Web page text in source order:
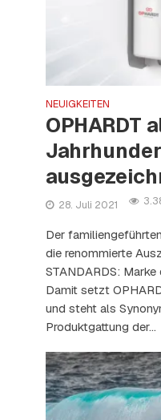
NEUIGKEITEN
OPHARDT
28. Juli 2021
Der
die renommierte
STANDARDS:
Damit setzt
und steht als
Produktgattung der...